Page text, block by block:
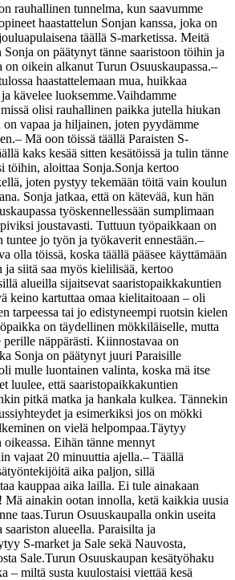
rauhallinen tunnelma, kun saavumme
haastattelun Sonjan kanssa, joka on
täällä S-marketissa. Meitä
on päätynyt tänne saaristoon töihin ja
on oikein alkanut Turun Osuuskaupassa.–
haastattelemaan mua, huikkaa
kävelee luoksemme.Vaihdamme
olisi rauhallinen paikka jutella hiukan
vapaa ja hiljainen, joten pyydämme
– Mä oon töissä täällä Paraisten S-
kaks kesää sitten kesätöissä ja tulin tänne
töihin, aloittaa Sonja.Sonja kertoo
joten pystyy tekemään töitä vain koulun
Sonja jatkaa, että on kätevää, kun hän
työskennellessään sumplimaan
joustavasti. Tuttuun työpaikkaan on
jo työn ja työkaverit ennestään.–
olla töissä, koska täällä pääsee käyttämään
siitä saa myös kielilisää, kertoo
alueilla sijaitsevat saaristopaikkakuntien
keino kartuttaa omaa kielitaitoaan – oli
tarpeessa tai jo edistyneempi ruotsin kielen
on täydellinen mökkiläiselle, mutta
näppärästi. Kiinnostavaa on
Sonja on päätynyt juuri Paraisille
mulle luontainen valinta, koska mä itse
luulee, että saaristopaikkakuntien
pitkä matka ja hankala kulkea. Tännekin
ja esimerkiksi jos on mökki
on vielä helpompaa.Täytyy
Eihän tänne mennyt
vajaat 20 minuuttia ajella.– Täällä
aika paljon, sillä
kauppaa aika lailla. Ei tule ainakaan
Mä ainakin ootan innolla, ketä kaikkia uusia
taas.Turun Osuuskaupalla onkin useita
alueella. Paraisilta ja
S-market ja Sale sekä Nauvosta,
Sale.Turun Osuuskaupan kesätyöhaku
– miltä susta kuulostaisi viettää kesä